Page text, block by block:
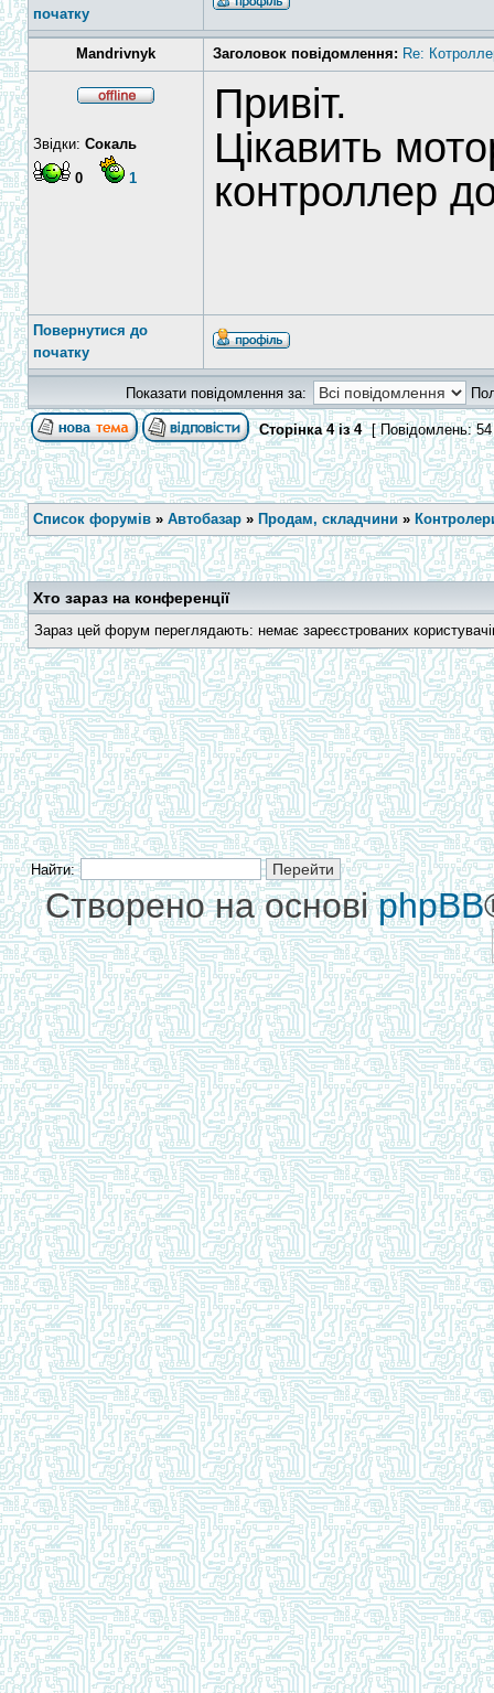
початку
Mandrivnyk Заголовок повідомлення: Re:
Звідки: Сокаль
0 1
Привіт.
Цікавить
контроллер
Повернутися до
початку
Показати повідомлення за:
Сторінка4із4 [ Повідомлень:
Список форумів » Автобазар » Продам, складчини »
Хто зараз на конференції
Зараз цей форум переглядають: немає зареєстрованих
Найти:
Створено на основіphpBB